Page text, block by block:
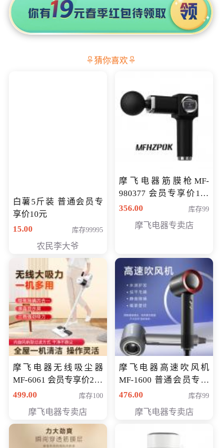
猜你喜欢
白薯5斤装 普通会员专
享价10元
15.00
库存99995
农民李大爷
摩飞电器筋膜枪MF-
980377 会员专享价199
元
356.00 库存99
摩飞电器专卖店
摩飞电器无线吸尘器
MF-6061 会员专享价299
元
499.00 库存100
摩飞电器专卖店
摩飞电器高速吹风机
MF-1600 普通会员专享
价298元
476.00 库存99
摩飞电器专卖店